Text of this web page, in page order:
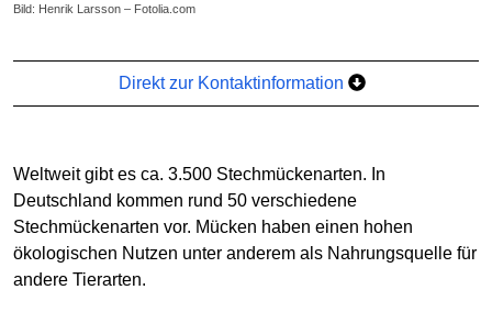
Bild: Henrik Larsson – Fotolia.com
Direkt zur Kontaktinformation
Weltweit gibt es ca. 3.500 Stechmückenarten. In
Deutschland kommen rund 50 verschiedene
Stechmückenarten vor. Mücken haben einen hohen
ökologischen Nutzen unter anderem als Nahrungsquelle für
andere Tierarten.